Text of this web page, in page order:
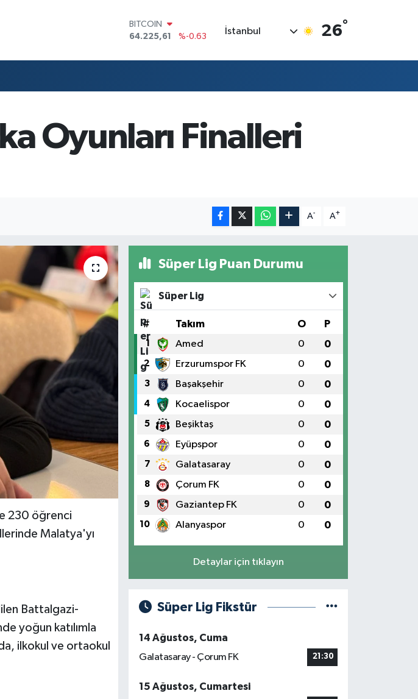
BITCOIN
64.225,61
%-0.63
6574.81
%1.44
BİST100
İstanbul 26°
Oyunları Finalleri
A- A+
230 öğrenci
Malatya'yı
Battalgazi-
yoğun katılımla
ilkokul ve ortaokul
Süper Lig Puan Durumu
Süper Lig
# Takım O P
1 Amed 0 0
2 Erzurumspor FK 0 0
3 Başakşehir 0 0
4 Kocaelispor 0 0
5 Beşiktaş 0 0
6 Eyüpspor 0 0
7 Galatasaray 0 0
8 Çorum FK 0 0
9 Gaziantep FK 0 0
10 Alanyaspor 0 0
Detaylar için tıklayın
Süper Lig Fikstür
14 Ağustos, Cuma
Galatasaray - Çorum FK
21:30
15 Ağustos, Cumartesi